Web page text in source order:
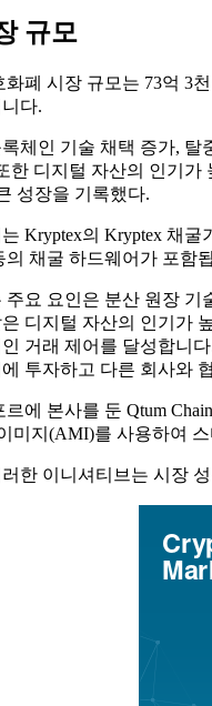
규모
화폐 시장 규모는 73억 3
다.
체인 기술 채택 증가,
한 디지털 자산의 인기가
성장을 기록했다.
Kryptex의 Kryptex 채굴
의 채굴 하드웨어가 포
주요 요인은 분산 원장
디지털 자산의 인기가
거래 제어를 달성합니
투자하고 다른 회사와
르에 본사를 둔 Qtum
미지(AMI)를 사용하여
한 이니셔티브는 시장